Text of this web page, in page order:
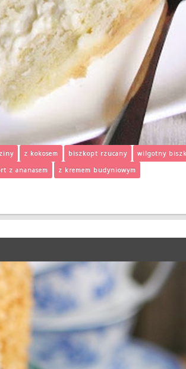
z kokosem biszkopt rzucany
wilgotny
z ananasem z kremem budyniowym